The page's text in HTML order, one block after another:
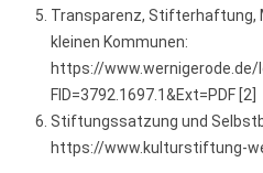
Transparenz, Stifterhaftung,
kleinen Kommunen:
https://
FID=3792.1697.1&Ext=PDF [2]
Stiftungssatzung und
https://www.kulturstiftung-